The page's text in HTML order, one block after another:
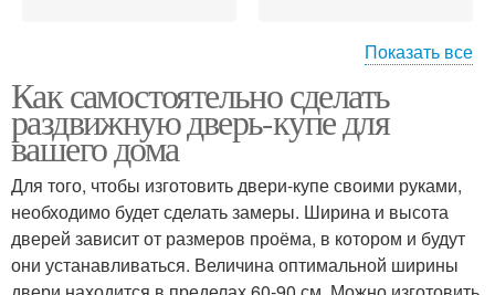
раздвижной двери-купе
Показать все
Как самостоятельно сделать
раздвижную дверь-купе для
вашего дома
Для того, чтобы изготовить двери-купе своими руками,
необходимо будет сделать замеры. Ширина и высота
дверей зависит от размеров проёма, в котором и будут
они устанавливаться. Величина оптимальной ширины